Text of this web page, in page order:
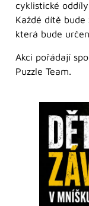
cyklistické
Každé dítě
která bude
Akci pořádají
Puzzle Team.